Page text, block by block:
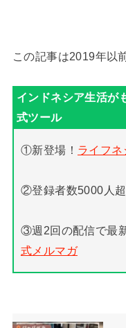
この記事は2019年以
①新登場！ ライフネ
②登録者数5000人超
③週2回の配信で最
式メルマガ